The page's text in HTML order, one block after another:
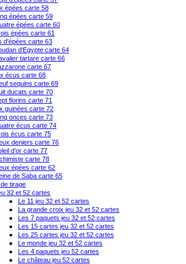
épées carte 58
épées carte 59
épées carte 60
épées carte 61
d'épées carte 63
d'Egypte carte 64
tartare carte 66
carte 67
écus carte 68
sequins carte 69
ducats carte 70
florins carte 71
guinées carte 72
onces carte 73
écus carte 74
écus carte 75
deniers carte 76
d'or carte 77
carte 78
épées carte 62
de Saba carte 65
tirage
32 et 52 cartes
Le 11 jeu 32 et 52 cartes
La grande croix jeu 32 et 52 cartes
Les 7 paquets jeu 32 et 52 cartes
Les 15 cartes jeu 32 et 52 cartes
Les 25 cartes jeu 32 et 52 cartes
Le monde jeu 32 et 52 cartes
Les 4 paquets jeu 52 cartes
Le château jeu 52 cartes